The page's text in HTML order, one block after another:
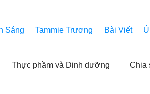
Sáng Tammie Trương Bài Viết
Thực phầm và Dinh dưỡng Chia